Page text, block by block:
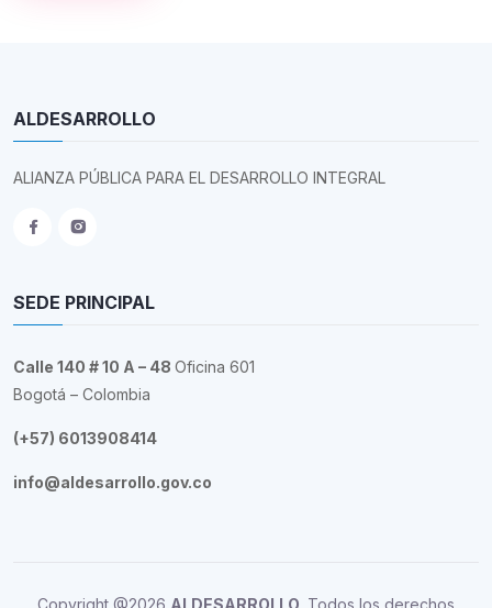
ALDESARROLLO
ALIANZA PÚBLICA PARA EL DESARROLLO INTEGRAL
SEDE PRINCIPAL
Calle 140 # 10 A – 48 Oficina 601
Bogotá – Colombia
(+57) 6013908414
info@aldesarrollo.gov.co
Copyright @2026 ALDESARROLLO . Todos los derechos